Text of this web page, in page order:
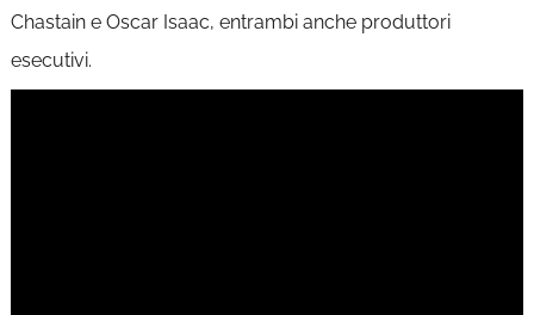
Chastain e Oscar Isaac, entrambi anche produttori
esecutivi.